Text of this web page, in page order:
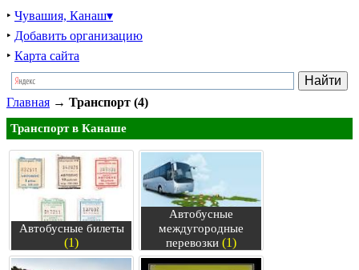
‣ Чувашия, Канаш▾
‣ Добавить организацию
‣ Карта сайта
Главная → Транспорт (4)
Транспорт в Канаше
Автобусные билеты
(1)
Автобусные
междугородные
перевозки (1)